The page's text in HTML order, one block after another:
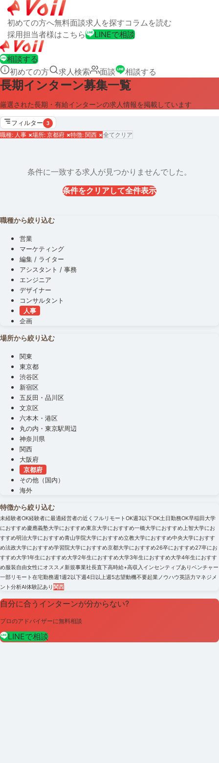
初めての方へ無料面談求人を探すコラムを読む
採用担当者様はこちら
LINEで相談
相談する
初めての方
求人検索 面談 相談する
長期インターン募集一覧
厳選された長期・有給インターンの求人情報を掲載しています
フィルター 3
職種: 人事 ×場所: 京都府 ×特徴: 関西 ×全てクリア
条件に一致する求人が見つかりませんでした。
条件をクリアして全件表示
職種から絞り込む
営業
マーケティング
編集 / ライター
アシスタント / 事務
エンジニア
デザイナー
コンサルタント
人事
企画
場所から絞り込む
関東
東京都
渋谷区
新宿区
五反田・品川区
文京区
六本木・港区
丸の内・東京駅周辺
神奈川県
関西
大阪府
京都府
その他（国内）
海外
特徴から絞り込む
未経験者OK経験者に最適経営者の近く フルリモートOK週3以下OK土日勤務OK早稲田大学
におすすめ慶應義塾大学におすすめ東京大学におすすめ一橋大学におすすめ上智大学にお
すすめ明治大学におすすめ青山学院大学におすすめ立教大学におすすめ中央大学におすす
め法政大学におすすめ学習院大学におすすめ京都大学におすすめ26卒におすすめ27卒にお
すすめ大学1年生におすすめ大学2年生におすすめ大学3年生におすすめ大学4年生におすす
め服装自由女性にオススメ新規事業社長直下高時給+高収入 インセンティブありベンチャー
一部リモート在宅勤務週1週2以下週4日以上週5志望動機不要起業ノウハウ英語力マネジメ
ント分析AI体験記あり 関西
自分に合うインターンが分からない?
プロのアドバイザーに無料相談
LINEで相談